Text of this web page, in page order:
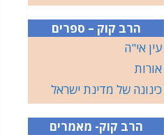
הרב קוק – ספרים
עין אי"ה
אורות
כינונה של מדינת ישראל
הרב קוק- מאמרים